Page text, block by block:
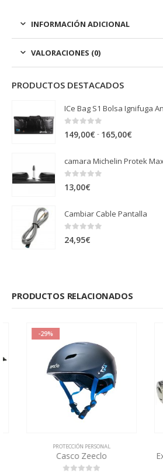
INFORMACIÓN ADICIONAL
VALORACIONES (0)
PRODUCTOS DESTACADOS
0 out of 5
149,00€ - 165,00€
precios:
165,00€
camara Michelin Protek
0 out of 5
13,00€
Cambiar Cable Pantalla
0 out of 5
24,95€
PRODUCTOS RELACIONADOS
PROTECCIÓN PERSONAL
Casco Zeeclo